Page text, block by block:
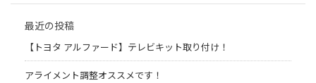
最近の投稿
【トヨタ アルファード】テレビキット取り付け！
アライメント調整オススメです！